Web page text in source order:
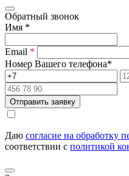
Обратный звонок
Имя *
Email *
Номер Вашего телефона*
Отправить заявку
Даю согласие на обработку
соответствии с политикой